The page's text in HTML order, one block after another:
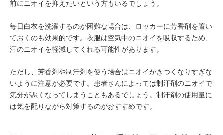
前にニオイを抑えたいという方もいるでしょう。
毎日白衣を洗濯するのが困難な場合は、ロッカーに芳香剤を置い
ておくのも効果的です。衣服は空気中のニオイを吸収するため、
汗のニオイを軽減してくれる可能性があります。
ただし、芳香剤や制汗剤を使う場合はニオイがきつくなりすぎな
いように注意が必要です。患者さんによっては制汗剤のニオイで
気分が悪くなってしまうこともあるでしょう。制汗剤の使用量に
は気を配りながら対策するのがおすすめです。